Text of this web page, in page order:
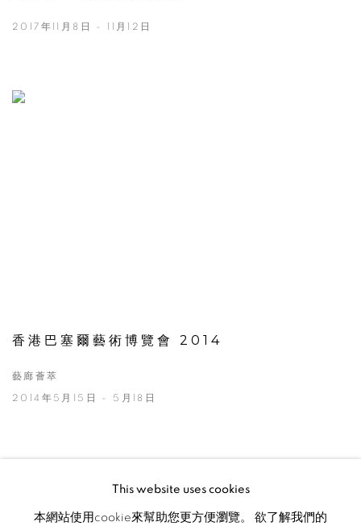
2017年11月8日 - 11月12日
香港巴塞爾藝術博覽會 2014
藝廊薈萃
2014年5月15日 - 5月18日
MANAGE COOKIES
This website uses cookies
本網站使用cookie來幫助您更方便瀏覽。 欲了解我們的